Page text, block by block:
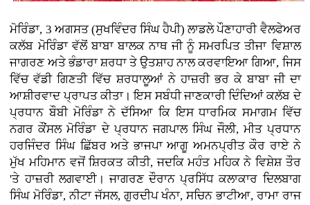
ਮੋਰਿੰਡਾ, 3 ਅਗਸਤ (ਸੁਖਵਿੰਦਰ ਸਿੰਘ ਹੈਪੀ)ਲਾਡਲੇ ਪੌਣਾਹਾਰੀ ਵੈਲਫੇਅਰ
ਕਲੱਬ ਮੋਰਿੰਡਾ ਵੱਲੋਂ ਬਾਬਾ ਬਾਲਕ ਨਾਥ ਜੀ ਨੂੰ ਸਮਰਪਿਤ ਤੀਜਾ ਵਿਸ਼ਾਲ
ਜਾਗਰਣ ਅਤੇ ਭੰਡਾਰਾ ਸ਼ਰਧਾ ਤੇ ਉਤਸ਼ਾਹ ਨਾਲ ਕਰਵਾਇਆ ਗਿਆ, ਜਿਸ
ਵਿੱਚ ਵੱਡੀ ਗਿਣਤੀ ਵਿੱਚ ਸ਼ਰਧਾਲੂਆਂ ਨੇ ਹਾਜ਼ਰੀ ਭਰ ਕੇ ਬਾਬਾ ਜੀ ਦਾ
ਆਸ਼ੀਰਵਾਦ ਪ੍ਰਾਪਤ ਕੀਤਾ। ਇਸ ਸਬੰਧੀ ਜਾਣਕਾਰੀ ਦਿੰਦਿਆਂ ਕਲੱਬ ਦੇ
ਪ੍ਰਧਾਨ ਬੌਬੀ ਮੋਰਿੰਡਾ ਨੇ ਦੱਸਿਆ ਕਿ ਇਸ ਧਾਰਮਿਕ ਸਮਾਗਮ ਵਿੱਚ
ਨਗਰ ਕੌਂਸਲ ਮੋਰਿੰਡਾ ਦੇ ਪ੍ਰਧਾਨ ਜਗਪਾਲ ਸਿੰਘ ਜੌਲੀ, ਮੀਤ ਪ੍ਰਧਾਨ
ਹਰਜਿੰਦਰ ਸਿੰਘ ਛਿੱਬਰ ਅਤੇ ਭਾਜਪਾ ਆਗੂ ਅਮਨਪ੍ਰੀਤ ਕੌਰ ਰਾਏ ਨੇ
ਮੁੱਖ ਮਹਿਮਾਨ ਵਜੋਂ ਸ਼ਿਰਕਤ ਕੀਤੀ, ਜਦਕਿ ਮਹੰਤ ਮਹਿਕ ਨੇ ਵਿਸ਼ੇਸ਼ ਤੌਰ
'ਤੇ ਹਾਜ਼ਰੀ ਲਗਵਾਈ। ਜਾਗਰਣ ਦੌਰਾਨ ਪ੍ਰਸਿੱਧ ਕਲਾਕਾਰ ਦਿਲਬਾਗ
ਸਿੰਘ ਮੋਰਿੰਡਾ, ਨੀਟਾ ਜੱਸਲ, ਗੁਰਦੀਪ ਖੰਨਾ, ਸਚਿਨ ਭਾਟੀਆ, ਰਾਮਾ ਰਾਜ